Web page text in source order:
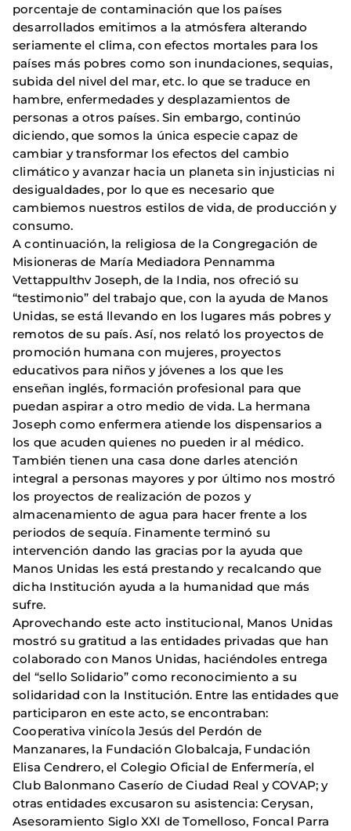
porcentaje de contaminación que los países
desarrollados emitimos a la atmósfera alterando
seriamente el clima, con efectos mortales para los
países más pobres como son inundaciones, sequias,
subida del nivel del mar, etc. lo que se traduce en
hambre, enfermedades y desplazamientos de
personas a otros países. Sin embargo, continúo
diciendo, que somos la única especie capaz de
cambiar y transformar los efectos del cambio
climático y avanzar hacia un planeta sin injusticias ni
desigualdades, por lo que es necesario que
cambiemos nuestros estilos de vida, de producción y
consumo.
A continuación, la religiosa de la Congregación de
Misioneras de María Mediadora Pennamma
Vettappulthv Joseph, de la India, nos ofreció su
“testimonio” del trabajo que, con la ayuda de Manos
Unidas, se está llevando en los lugares más pobres y
remotos de su país. Así, nos relató los proyectos de
promoción humana con mujeres, proyectos
educativos para niños y jóvenes a los que les
enseñan inglés, formación profesional para que
puedan aspirar a otro medio de vida. La hermana
Joseph como enfermera atiende los dispensarios a
los que acuden quienes no pueden ir al médico.
También tienen una casa done darles atención
integral a personas mayores y por último nos mostró
los proyectos de realización de pozos y
almacenamiento de agua para hacer frente a los
periodos de sequía. Finamente terminó su
intervención dando las gracias por la ayuda que
Manos Unidas les está prestando y recalcando que
dicha Institución ayuda a la humanidad que más
sufre.
Aprovechando este acto institucional, Manos Unidas
mostró su gratitud a las entidades privadas que han
colaborado con Manos Unidas, haciéndoles entrega
del “sello Solidario” como reconocimiento a su
solidaridad con la Institución. Entre las entidades que
participaron en este acto, se encontraban:
Cooperativa vinícola Jesús del Perdón de
Manzanares, la Fundación Globalcaja, Fundación
Elisa Cendrero, el Colegio Oficial de Enfermería, el
Club Balonmano Caserío de Ciudad Real y COVAP; y
otras entidades excusaron su asistencia: Cerysan,
Asesoramiento Siglo XXI de Tomelloso, Foncal Parra